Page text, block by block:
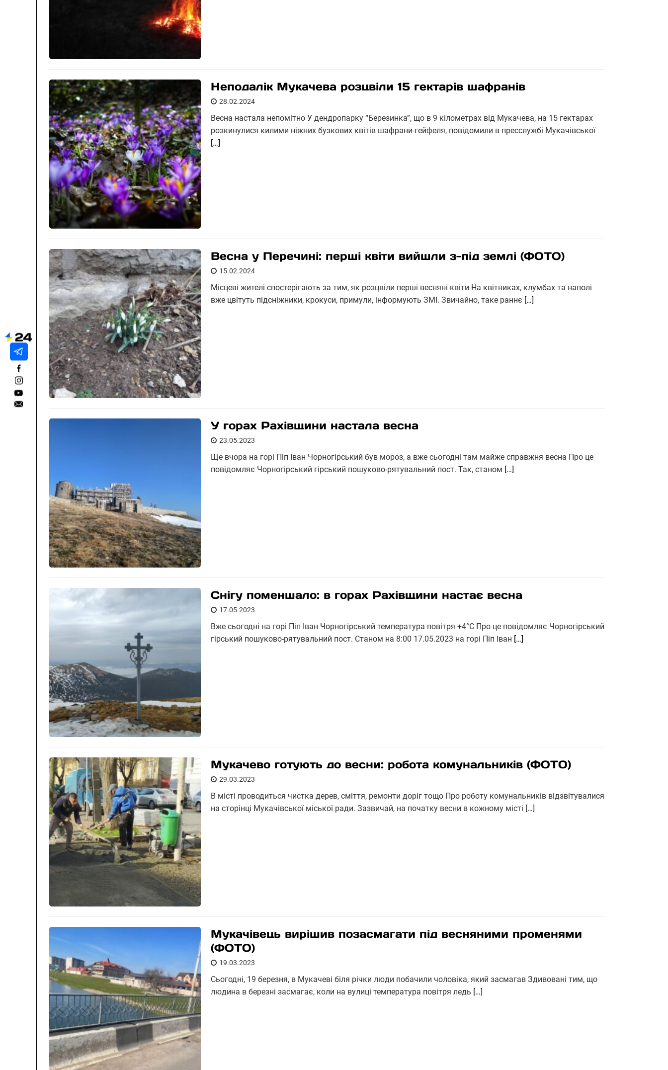
Неподалік Мукачева розцвіли 15 гектарів шафранів
28.02.2024
Весна настала непомітно У дендропарку “Березинка”, що в 9 кілометрах від Мукачева, на 15 гектарах
розкинулися килими ніжних бузкових квітів шафрани-гейфеля, повідомили в пресслужбі Мукачівської
[…]
Весна у Перечині: перші квіти вийшли з-під землі (ФОТО)
15.02.2024
Місцеві жителі спостерігають за тим, як розцвіли перші весняні квіти На квітниках, клумбах та наполі
вже цвітуть підсніжники, крокуси, примули, інформують ЗМІ. Звичайно, таке раннє […]
У горах Рахівщини настала весна
23.05.2023
Ще вчора на горі Піп Іван Чорногірський був мороз, а вже сьогодні там майже справжня весна Про це
повідомляє Чорногірський гірський пошуково-рятувальний пост. Так, станом […]
Снігу поменшало: в горах Рахівщини настає весна
17.05.2023
Вже сьогодні на горі Піп Іван Чорногірський температура повітря +4°С Про це повідомляє Чорногірський
гірський пошуково-рятувальний пост. Станом на 8:00 17.05.2023 на горі Піп Іван […]
Мукачево готують до весни: робота комунальників (ФОТО)
29.03.2023
В місті проводиться чистка дерев, сміття, ремонти доріг тощо Про роботу комунальників відзвітувалися
на сторінці Мукачівської міської ради. Зазвичай, на початку весни в кожному місті […]
Мукачівець вирішив позасмагати під весняними променями
(ФОТО)
19.03.2023
Сьогодні, 19 березня, в Мукачеві біля річки люди побачили чоловіка, який засмагав Здивовані тим, що
людина в березні засмагає, коли на вулиці температура повітря ледь […]